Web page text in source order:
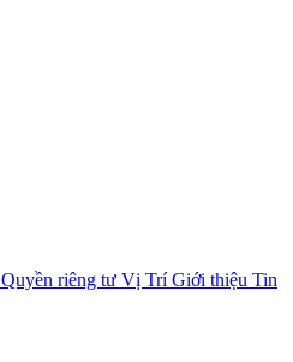
Quyền riêng tư Vị Trí Giới thiệu Tin